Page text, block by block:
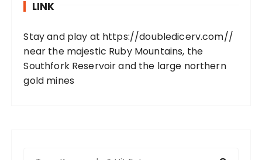
LINK
Stay and play at https://doubledicerv.com//
near the majestic Ruby Mountains, the
Southfork Reservoir and the large northern
gold mines